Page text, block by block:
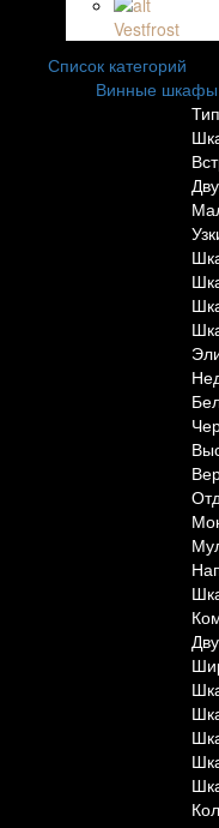
Vestfrost
Список категорий
Винные шкафы